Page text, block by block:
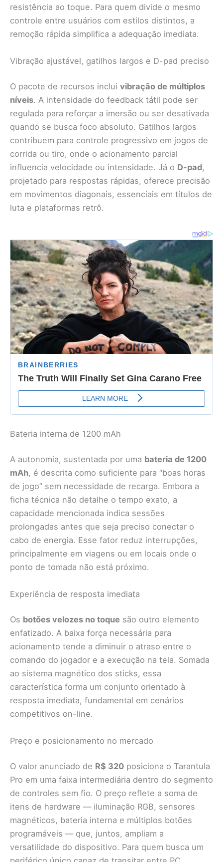
resistência ao toque. Para quem divide o mesmo
controle entre usuários com estilos distintos, a
remoção rápida simplifica a adequação imediata.
Vibração ajustável, gatilhos largos e D-pad preciso
O pacote de recursos inclui vibração de múltiplos
níveis. A intensidade do feedback tátil pode ser
regulada para reforçar a imersão ou ser desativada
quando se busca foco absoluto. Gatilhos largos
contribuem para controle progressivo em jogos de
corrida ou tiro, onde o acionamento parcial
influencia velocidade ou intensidade. Já o D-pad,
projetado para respostas rápidas, oferece precisão
em movimentos diagonais, essenciais em títulos de
luta e plataformas retrô.
Bateria interna de 1200 mAh
A autonomia, sustentada por uma bateria de 1200
mAh, é descrita como suficiente para “boas horas
de jogo” sem necessidade de recarga. Embora a
ficha técnica não detalhe o tempo exato, a
capacidade mencionada indica sessões
prolongadas antes que seja preciso conectar o
cabo de energia. Esse fator reduz interrupções,
principalmente em viagens ou em locais onde o
ponto de tomada não está próximo.
Experiência de resposta imediata
Os botões velozes no toque são outro elemento
enfatizado. A baixa força necessária para
acionamento tende a diminuir o atraso entre o
comando do jogador e a execução na tela. Somada
ao sistema magnético dos sticks, essa
característica forma um conjunto orientado à
resposta imediata, fundamental em cenários
competitivos on-line.
Preço e posicionamento no mercado
O valor anunciado de R$ 320 posiciona o Tarantula
Pro em uma faixa intermediária dentro do segmento
de controles sem fio. O preço reflete a soma de
itens de hardware — iluminação RGB, sensores
magnéticos, bateria interna e múltiplos botões
programáveis — que, juntos, ampliam a
versatilidade do dispositivo. Para quem busca um